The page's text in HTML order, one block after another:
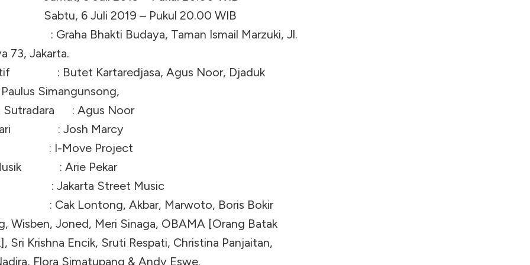
6 Juli 2019 – Pukul 20.00 WIB
Bhakti Budaya, Taman Ismail Marzuki, Jl.
73, Jakarta.
: Butet Kartaredjasa, Agus Noor, Djaduk
Simangunsong,
Sutradara : Agus Noor
Tari : Josh Marcy
: I-Move Project
: Arie Pekar
: Jakarta Street Music
: Cak Lontong, Akbar, Marwoto, Boris Bokir
Wisben, Joned, Meri Sinaga, OBAMA [Orang Batak
Sri Krishna Encik, Sruti Respati, Christina Panjaitan,
Flora Simatupang & Andy Eswe.